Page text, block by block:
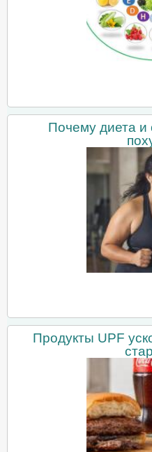
Почему диета и
Продукты UPF